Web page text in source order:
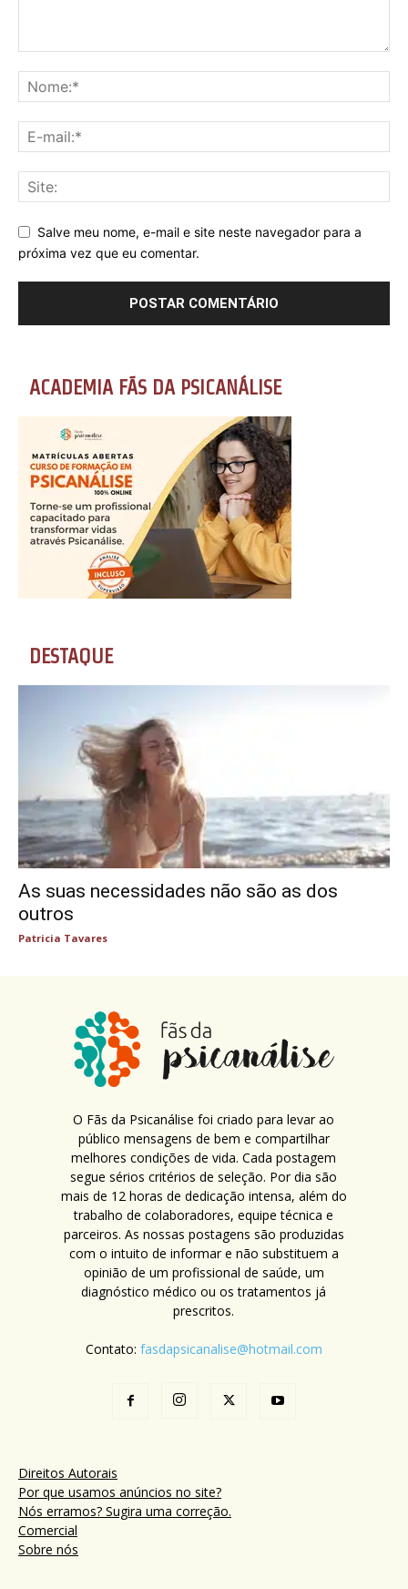
Salve meu nome, e-mail e site neste navegador para a
próxima vez que eu comentar.
ACADEMIA FÃS DA PSICANÁLISE
DESTAQUE
As suas necessidades não são as dos
outros
Patricia Tavares
O Fãs da Psicanálise foi criado para levar ao
público mensagens de bem e compartilhar
melhores condições de vida. Cada postagem
segue sérios critérios de seleção. Por dia são
mais de 12 horas de dedicação intensa, além do
trabalho de colaboradores, equipe técnica e
parceiros. As nossas postagens são produzidas
com o intuito de informar e não substituem a
opinião de um profissional de saúde, um
diagnóstico médico ou os tratamentos já
prescritos.
Contato: fasdapsicanalise@hotmail.com
Direitos Autorais
Por que usamos anúncios no site?
Nós erramos? Sugira uma correção.
Comercial
Sobre nós